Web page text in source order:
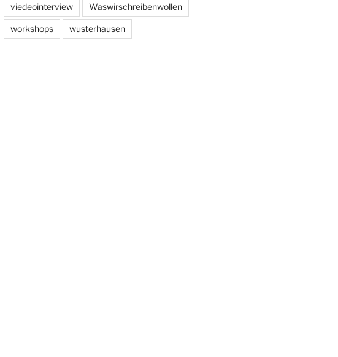
viedeointerview Waswirschreibenwollen
workshops wusterhausen